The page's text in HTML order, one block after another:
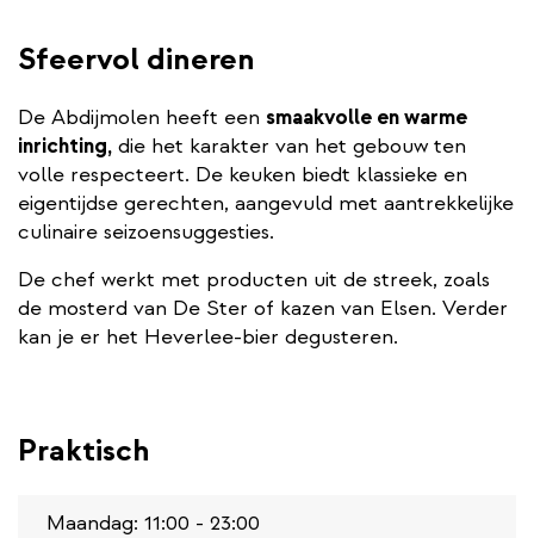
Sfeervol dineren
De Abdijmolen heeft een smaakvolle en warme
inrichting, die het karakter van het gebouw ten
volle respecteert. De keuken biedt klassieke en
eigentijdse gerechten, aangevuld met aantrekkelijke
culinaire seizoensuggesties.
De chef werkt met producten uit de streek, zoals
de mosterd van De Ster of kazen van Elsen. Verder
kan je er het Heverlee-bier degusteren.
Praktisch
Maandag: 11:00 - 23:00